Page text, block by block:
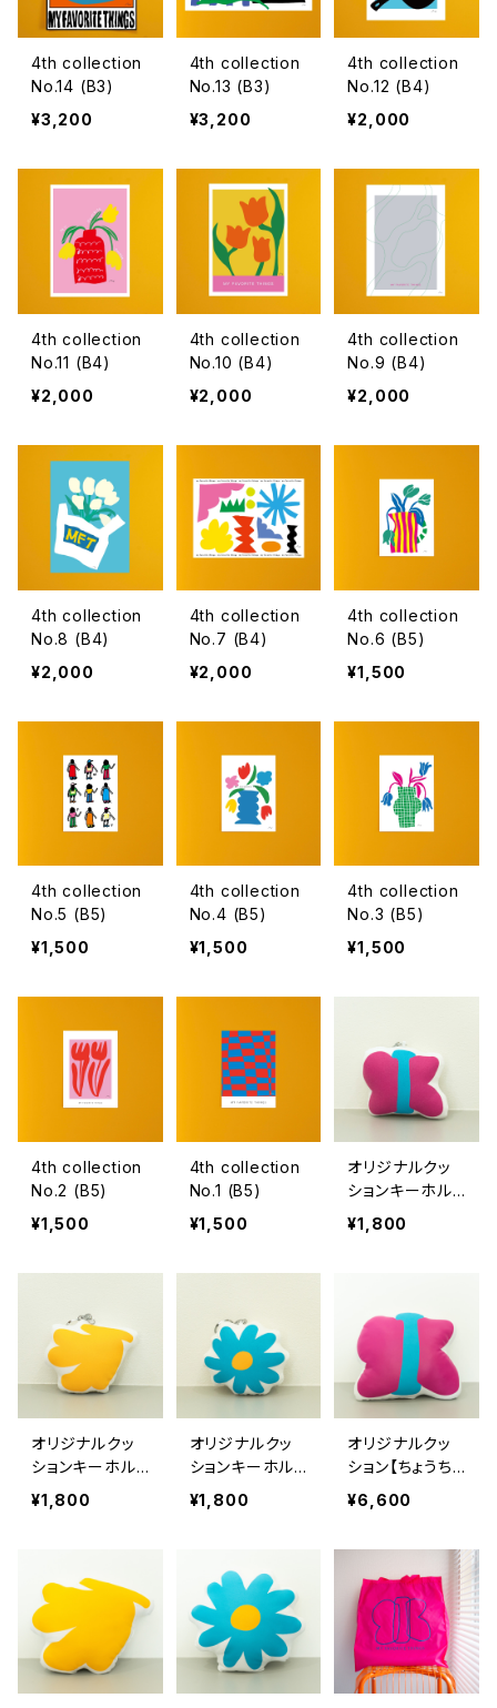
4th collection
No.14 (B3)
¥3,200
4th collection
No.13 (B3)
¥3,200
4th collection
No.12 (B4)
¥2,000
4th collection
No.11 (B4)
¥2,000
4th collection
No.10 (B4)
¥2,000
4th collection
No.9 (B4)
¥2,000
4th collection
No.8 (B4)
¥2,000
4th collection
No.7 (B4)
¥2,000
4th collection
No.6 (B5)
¥1,500
4th collection
No.5 (B5)
¥1,500
4th collection
No.4 (B5)
¥1,500
4th collection
No.3 (B5)
¥1,500
4th collection
No.2 (B5)
¥1,500
4th collection
No.1 (B5)
¥1,500
オリジナルクッ
ションキーホル
ダー【ちょうちょ】
¥1,800
オリジナルクッ
ションキーホル
ダー【バナナ】
¥1,800
オリジナルクッ
ションキーホル
ダー【おはな】
¥1,800
オリジナルクッ
ション【ちょうち
ょ】
¥6,600